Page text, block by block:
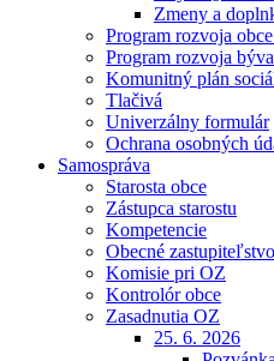
Zmeny a
Program rozvoja
Program rozvoja
Komunitný plán
Tlačivá
Univerzálny formulár
Ochrana osobných
Samospráva
Starosta obce
Zástupca starostu
Kompetencie
Obecné zastupiteľstvo
Komisie pri OZ
Kontrolór obce
Zasadnutia OZ
25. 6. 2026